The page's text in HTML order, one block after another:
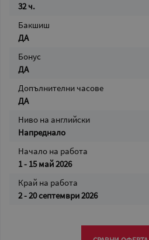
32 ч.
Бакшиш
ДА
Бонус
ДА
Допълнителни часове
ДА
Ниво на английски
Напреднало
Начало на работа
1 - 15 май 2026
Край на работа
2 - 20 септември 2026